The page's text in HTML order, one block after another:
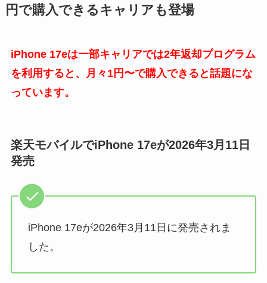
円で購入できるキャリアも登場
iPhone 17eは一部キャリアでは2年返却プログラム
を利用すると、月々1円〜で購入できると話題にな
っています。
楽天モバイルでiPhone 17eが2026年3月11日
発売
iPhone 17eが2026年3月11日に発売されま
した。